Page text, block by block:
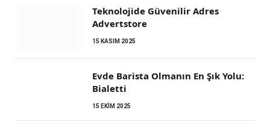
Teknolojide Güvenilir Adres
Advertstore
15 KASIM 2025
Evde Barista Olmanın En Şık Yolu:
Bialetti
15 EKIM 2025